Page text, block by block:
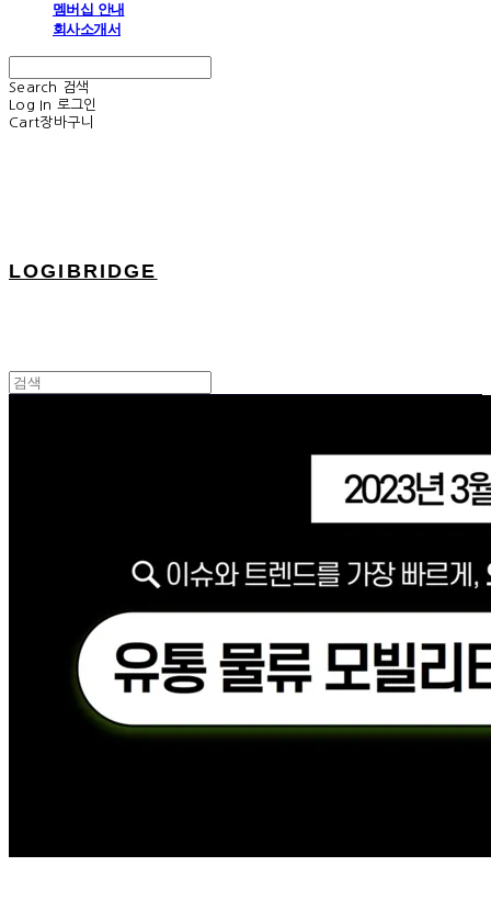
멤버십 안내
회사소개서
Search
검색
Log In 로그인
Cart장바구니
LOGIBRIDGE